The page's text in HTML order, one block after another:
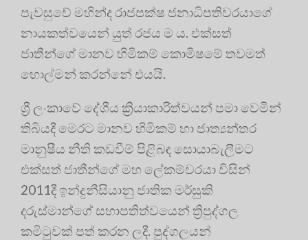
පැවසුවේ මහින්ද රාජපක්ෂ ජනාධිපතිවරයාගේ
නායකත්වයෙන් යුත් රජය ම ය. එක්සත්
ජාතීන්ගේ මානව හිමිකම් කොමිෂමේ තවමත්
හොල්මන් කරන්නේ එයයි.
ශ්‍රී ලංකාවේ දේශීය ක්‍රියාකාරිත්වයන් පමා වෙමින්
තිබියදී මෙරට මානව හිමිකම් හා ජාත්‍යන්තර
මානුෂීය නීති කඩවීම් පිළිබඳ සොයාබැලීමට
එක්සත් ජාතීන්ගේ මහ ලේකම්වරයා විසින්
2011දී ඉන්දුනීසියානු ජාතික මර්සුකි
දරුස්මාන්ගේ සභාපතිත්වයෙන් ත්‍රිපුද්ගල
කමිටුවක් පත් කරන ලදී. පුද්ගලයන්